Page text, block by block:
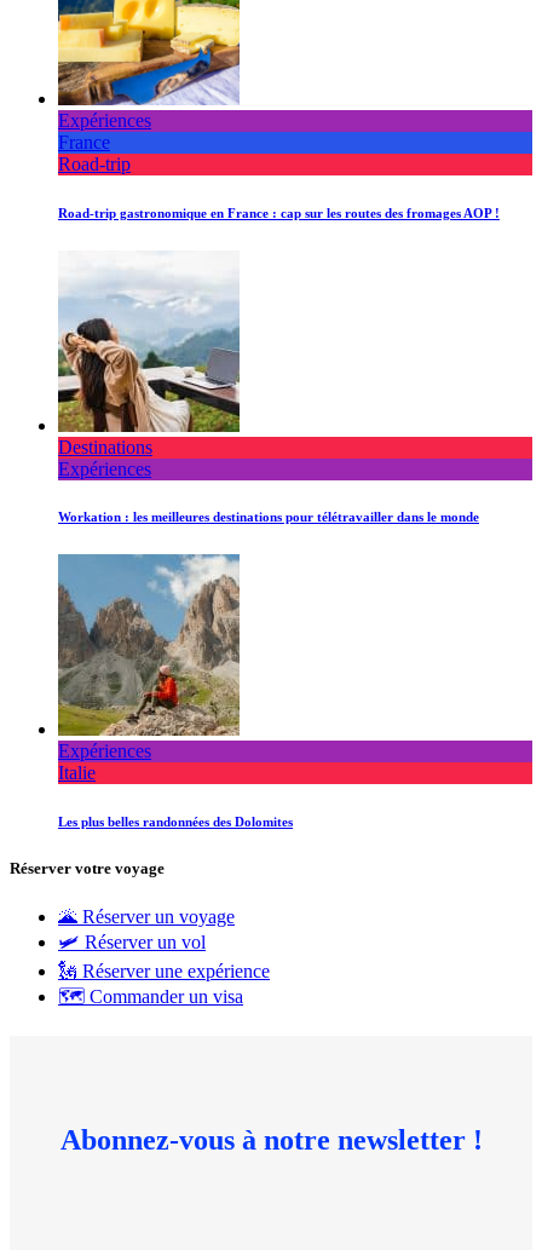
Expériences
France
Road-trip
Road-trip gastronomique en France : cap sur les routes des fromages AOP !
Destinations
Expériences
Workation : les meilleures destinations pour télétravailler dans le monde
Expériences
Italie
Les plus belles randonnées des Dolomites
Réserver votre voyage
🌋 Réserver un voyage
🛩 Réserver un vol
🗽 Réserver une expérience
🗺 Commander un visa
Abonnez-vous à notre newsletter !